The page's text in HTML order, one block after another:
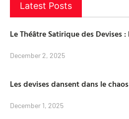
Latest Posts
Le Théâtre Satirique des Devises
December 2, 2025
Les devises dansent dans le
December 1, 2025